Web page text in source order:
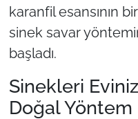
karanfil esansının
sinek savar
başladı.
Sinekleri
Doğal Yöntem